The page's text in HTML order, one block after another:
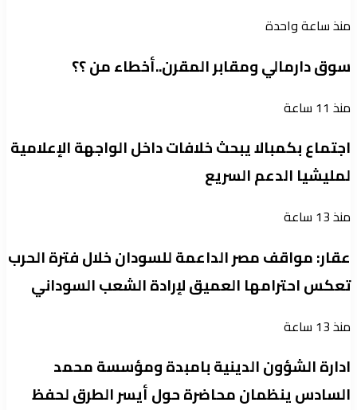
منذ ساعة واحدة
سوق دارمالي ومقابر المقرن..أخطاء من ؟؟
منذ 11 ساعة
اجتماع بكمبالا يبحث خلافات داخل الواجهة الإعلامية
لمليشيا الدعم السريع
منذ 13 ساعة
عقار: مواقف مصر الداعمة للسودان خلال فترة الحرب
تعكس احترامها العميق لإرادة الشعب السوداني
منذ 13 ساعة
ادارة الشؤون الدينية بامبدة ومؤسسة محمد
السادس ينظمان محاضرة حول أيسر الطرق لحفظ